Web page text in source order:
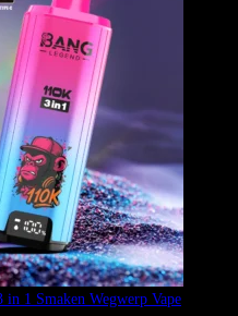
1 Smaken Wegwerp Vape